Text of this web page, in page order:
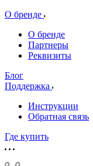
О бренде
О бренде
Партнеры
Реквизиты
Блог
Поддержка
Инструкции
Обратная связь
Где купить